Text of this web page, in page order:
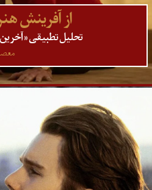
از آفرینش
تحلیل تطبیقی «آخرین